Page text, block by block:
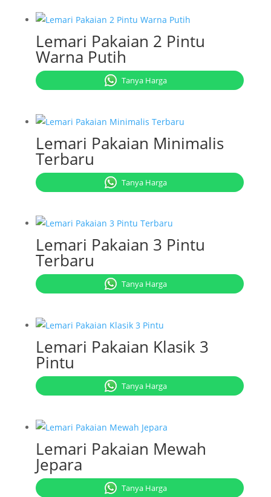
Lemari Pakaian 2 Pintu
Warna Putih
Tanya Harga
Lemari Pakaian Minimalis
Terbaru
Tanya Harga
Lemari Pakaian 3 Pintu
Terbaru
Tanya Harga
Lemari Pakaian Klasik 3
Pintu
Tanya Harga
Lemari Pakaian Mewah
Jepara
Tanya Harga